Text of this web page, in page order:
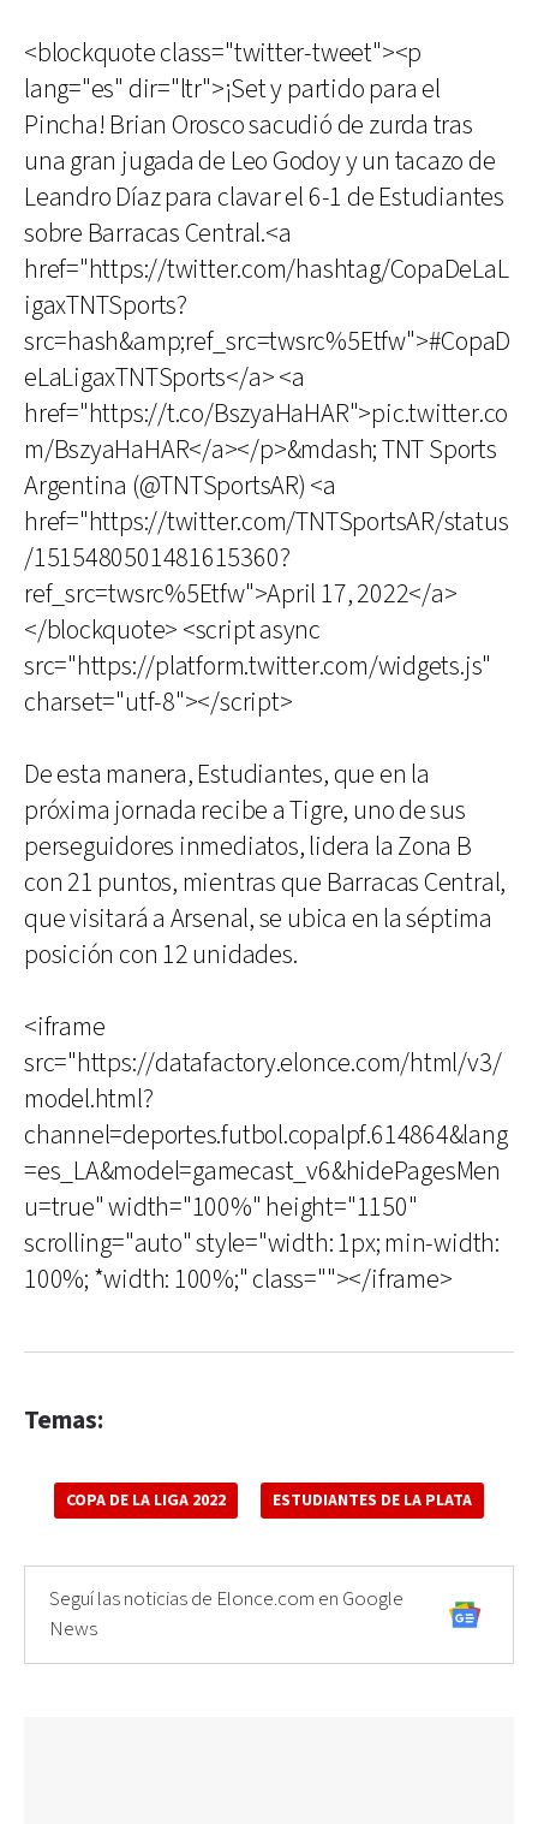
<blockquote class="twitter-tweet"><p
lang="es" dir="ltr">¡Set y partido para el
Pincha! Brian Orosco sacudió de zurda tras
una gran jugada de Leo Godoy y un tacazo de
Leandro Díaz para clavar el 6-1 de Estudiantes
sobre Barracas Central.<a
href="https://twitter.com/hashtag/CopaDeLaL
igaxTNTSports?
src=hash&amp;ref_src=twsrc%5Etfw">#CopaD
eLaLigaxTNTSports</a> <a
href="https://t.co/BszyaHaHAR">pic.twitter.co
m/BszyaHaHAR</a></p>&mdash; TNT Sports
Argentina (@TNTSportsAR) <a
href="https://twitter.com/TNTSportsAR/status
/1515480501481615360?
ref_src=twsrc%5Etfw">April 17, 2022</a>
</blockquote> <script async
src="https://platform.twitter.com/widgets.js"
charset="utf-8"></script>
De esta manera, Estudiantes, que en la
próxima jornada recibe a Tigre, uno de sus
perseguidores inmediatos, lidera la Zona B
con 21 puntos, mientras que Barracas Central,
que visitará a Arsenal, se ubica en la séptima
posición con 12 unidades.
<iframe
src="https://datafactory.elonce.com/html/v3/
model.html?
channel=deportes.futbol.copalpf.614864&lang
=es_LA&model=gamecast_v6&hidePagesMen
u=true" width="100%" height="1150"
scrolling="auto" style="width: 1px; min-width:
100%; *width: 100%;" class=""></iframe>
Temas:
COPA DE LA LIGA 2022 ESTUDIANTES DE LA PLATA
Seguí las noticias de Elonce.com en Google
News